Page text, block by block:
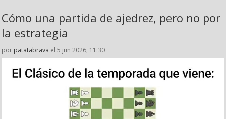
Cómo una partida de ajedrez, pero no por
la estrategia
por patatabrava el 5 jun 2026, 11:30